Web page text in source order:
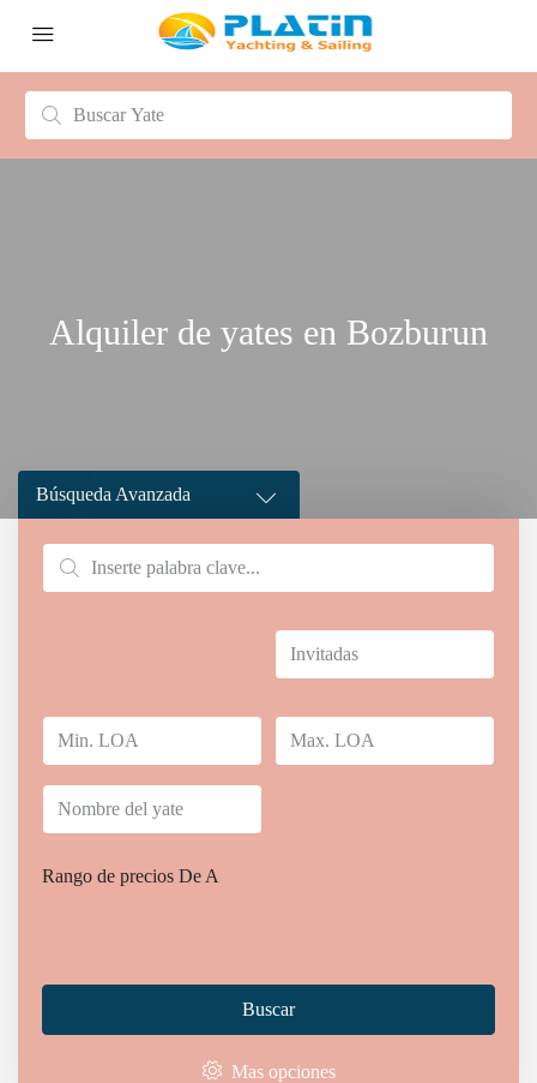
Alquiler de yates en Bozburun
Búsqueda Avanzada
Rango de precios De A
Buscar
Mas opciones
Alquiler de yates en Bozburun